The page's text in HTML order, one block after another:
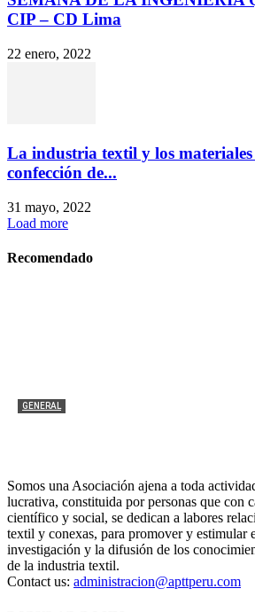
CIP – CD Lima
22 enero, 2022
La industria textil y los
confección de...
31 mayo, 2022
Load more
Recomendado
GENERAL
Somos una Asociación ajena a toda
lucrativa, constituida por personas que con
científico y social, se dedican a labores
textil y conexas, para promover y estimular
investigación y la difusión de los
de la industria textil.
Contact us: administracion@apttperu.com